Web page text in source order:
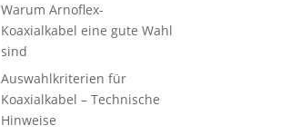
Warum Arnoflex-
Koaxialkabel eine gute Wahl
sind
Auswahlkriterien für
Koaxialkabel – Technische
Hinweise